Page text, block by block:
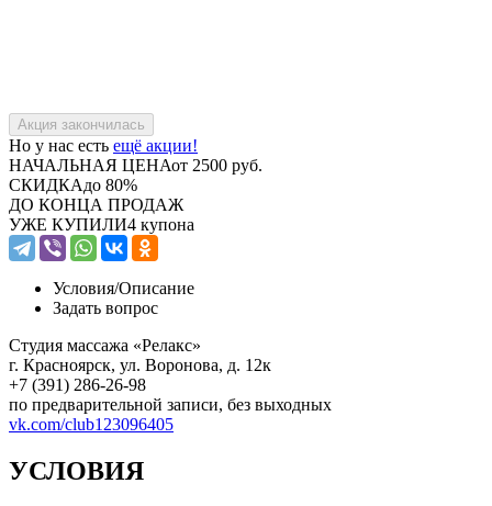
Но у нас есть ещё акции!
НАЧАЛЬНАЯ ЦЕНАот 2500 руб.
СКИДКАдо 80%
ДО КОНЦА ПРОДАЖ
УЖЕ КУПИЛИ4 купона
Условия/Описание
Задать вопрос
Студия массажа «Релакс»
г. Красноярск, ул. Воронова, д. 12к
+7 (391) 286-26-98
по предварительной записи, без выходных
vk.com/club123096405
УСЛОВИЯ